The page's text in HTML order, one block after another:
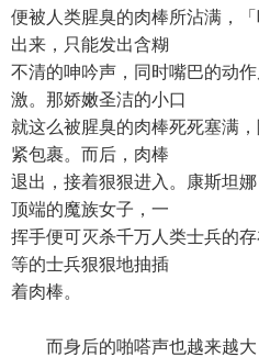
便被人类腥臭的肉棒所沾满，
出来，只能发出含糊
不清的呻吟声，同时嘴巴的动
激。那娇嫩圣洁的小口
就这么被腥臭的肉棒死死塞满
紧包裹。而后，肉棒
退出，接着狠狠进入。康斯坦
顶端的魔族女子，一
挥手便可灭杀千万人类士兵的
等的士兵狠狠地抽插
着肉棒。
而身后的啪嗒声也越来越大